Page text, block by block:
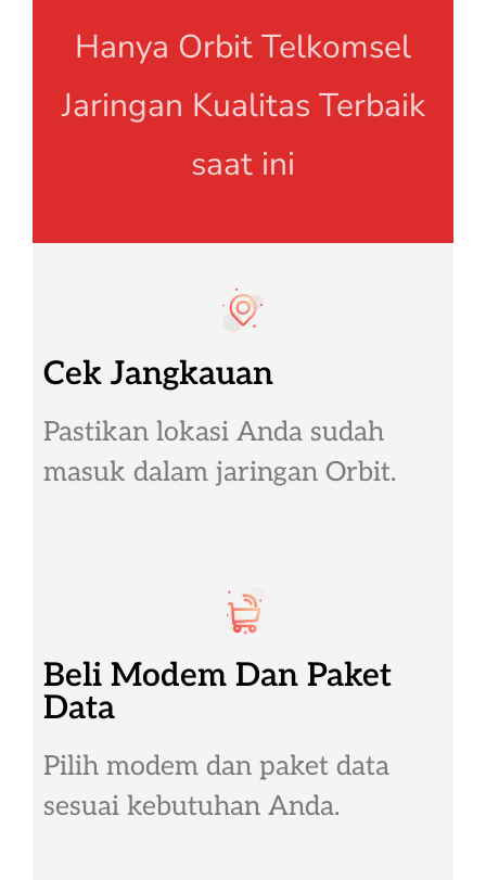
Hanya Orbit Telkomsel
Jaringan Kualitas Terbaik
saat ini
Cek Jangkauan
Pastikan lokasi Anda sudah
masuk dalam jaringan Orbit.
Beli Modem Dan Paket
Data
Pilih modem dan paket data
sesuai kebutuhan Anda.